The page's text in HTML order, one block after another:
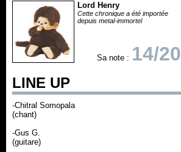
Lord Henry
Cette chronique a été importée
depuis metal-immortel
Sa note : 14/20
LINE UP
-Chitral Somopala
(chant)
-Gus G.
(guitare)